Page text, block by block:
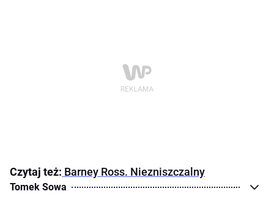
Czytaj też: Barney Ross. Niezniszczalny
Tomek Sowa